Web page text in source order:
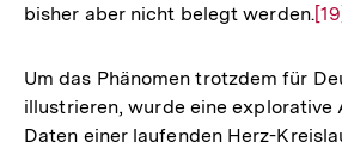
bisher aber nicht belegt werden.
der
Um das Phänomen trotzdem für
illustrieren, wurde eine explorative
Daten einer laufenden Herz-